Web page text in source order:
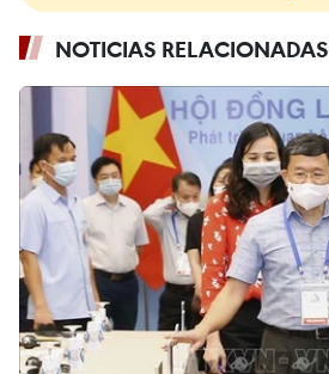
NOTICIAS RELACIONADAS